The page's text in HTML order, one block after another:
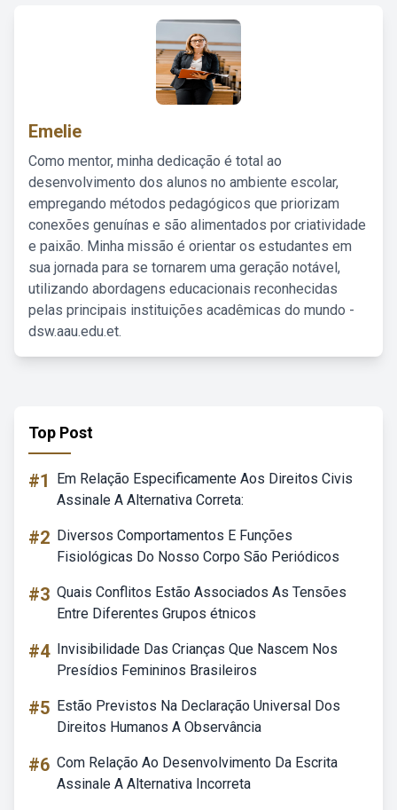
Emelie
Como mentor, minha dedicação é total ao
desenvolvimento dos alunos no ambiente escolar,
empregando métodos pedagógicos que priorizam
conexões genuínas e são alimentados por criatividade
e paixão. Minha missão é orientar os estudantes em
sua jornada para se tornarem uma geração notável,
utilizando abordagens educacionais reconhecidas
pelas principais instituições acadêmicas do mundo -
dsw.aau.edu.et.
Top Post
#1
Em Relação Especificamente Aos Direitos Civis
Assinale A Alternativa Correta:
#2 Diversos Comportamentos E Funções
Fisiológicas Do Nosso Corpo São Periódicos
#3 Quais Conflitos Estão Associados As Tensões
Entre Diferentes Grupos étnicos
#4 Invisibilidade Das Crianças Que Nascem Nos
Presídios Femininos Brasileiros
#5 Estão Previstos Na Declaração Universal Dos
Direitos Humanos A Observância
#6 Com Relação Ao Desenvolvimento Da Escrita
Assinale A Alternativa Incorreta